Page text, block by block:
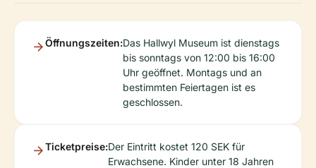
Öffnungszeiten:Das Hallwyl Museum ist dienstags
bis sonntags von 12:00 bis 16:00
Uhr geöffnet. Montags und an
bestimmten Feiertagen ist es
geschlossen.
Ticketpreise:Der Eintritt kostet 120 SEK für
Erwachsene. Kinder unter 18 Jahren